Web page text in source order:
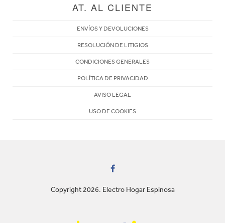
AT. AL CLIENTE
ENVÍOS Y DEVOLUCIONES
RESOLUCIÓN DE LITIGIOS
CONDICIONES GENERALES
POLÍTICA DE PRIVACIDAD
AVISO LEGAL
USO DE COOKIES
Copyright 2026. Electro Hogar Espinosa